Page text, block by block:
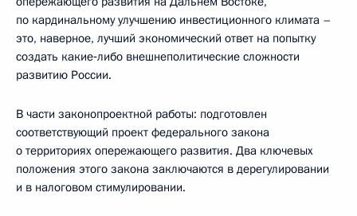
по кардинальному улучшению инвестиционного климата –
это, наверное, лучший экономический ответ на попытку
создать какие‑либо внешнеполитические сложности
развитию России.
В части законопроектной работы: подготовлен
соответствующий проект федерального закона
о территориях опережающего развития. Два ключевых
положения этого закона заключаются в дерегулировании
и в налоговом стимулировании.